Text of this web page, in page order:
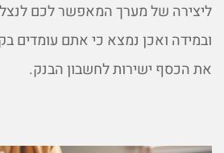
ליצירה של מערך המאפשר לכם
ובמידה ואכן נמצא כי אתם עומדים
את הכסף ישירות לחשבון הבנק.